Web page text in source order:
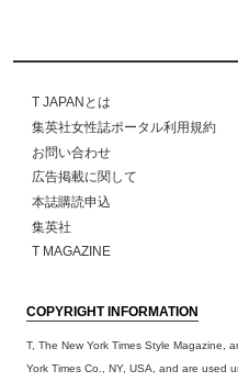
T JAPANとは
集英社女性誌ポータル利用規約
お問い合わせ
広告掲載に関して
本誌購読申込
集英社
T MAGAZINE
COPYRIGHT INFORMATION
T, The New York Times Style Magazine,
York Times Co., NY, USA, and are used